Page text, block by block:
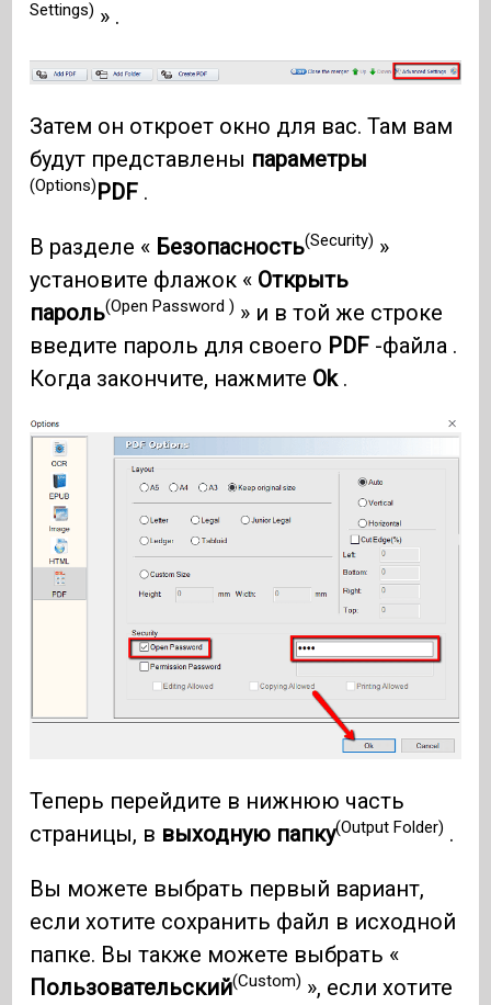
Settings) » .
Затем он откроет окно для вас. Там вам
будут представлены параметры
(Options)PDF .
В разделе « Безопасность(Security) »
установите флажок « Открыть
пароль(Open Password ) » и в той же строке
введите пароль для своего PDF -файла .
Когда закончите, нажмите Ok.
Теперь перейдите в нижнюю часть
страницы, в выходную папку(Output Folder) .
Вы можете выбрать первый вариант,
если хотите сохранить файл в исходной
папке. Вы также можете выбрать «
Пользовательский(Custom) », если хотите